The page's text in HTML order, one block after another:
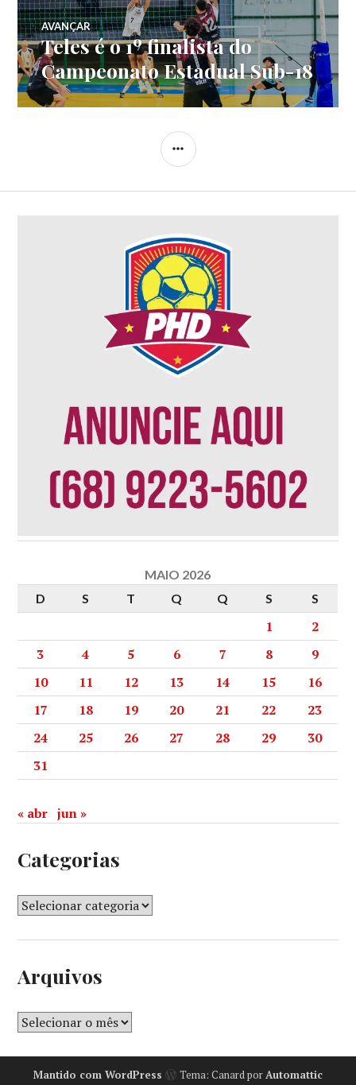
AVANÇAR
Teles é o 1º finalista do
Campeonato Estadual Sub-18
MAIO 2026
D
S T Q Q S S
1
2
3
4 5 6 7 8
9
10
11 12 13 14 15
16
17
18 19 20 21 22
23
24
25 26 27 28 29
30
31
« abr jun »
Categorias
Arquivos
Mantido com WordPress Tema: Canard porAutomattic